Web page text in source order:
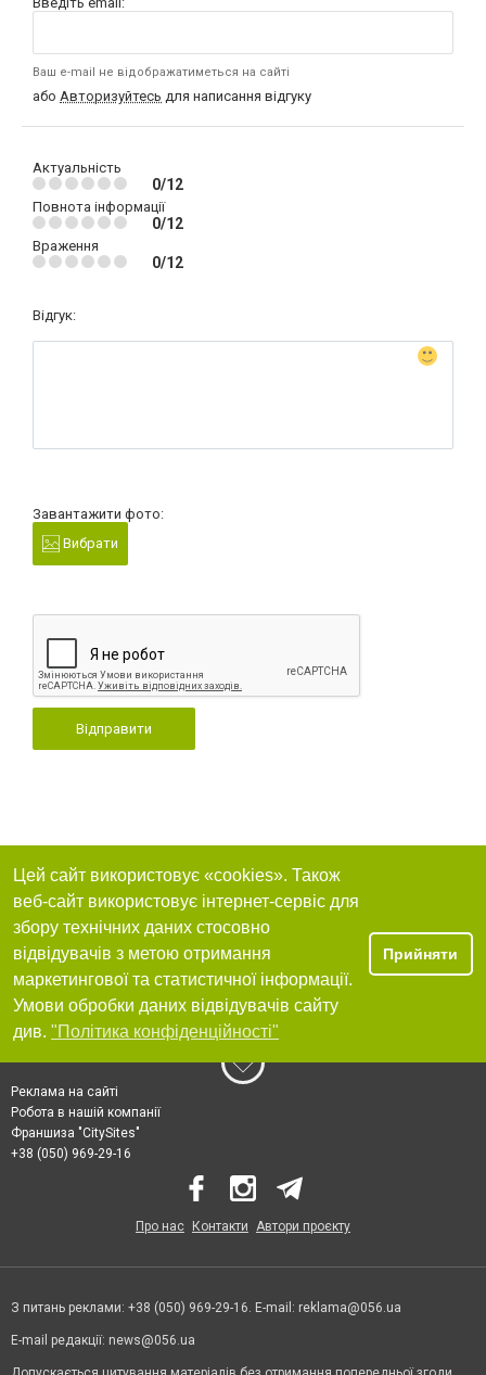
Ваш e-mail не відображатиметься на сайті
або Авторизуйтесь для написання відгуку
Актуальність
0/12
Повнота інформації
0/12
Враження
0/12
Відгук:
Завантажити фото:
Вибрати
Відправити
Цей сайт використовує «cookies». Також
веб-сайт використовує інтернет-сервіс для
збору технічних даних стосовно
відвідувачів з метою отримання
маркетингової та статистичної інформації.
Умови обробки даних відвідувачів сайту
див. "Політика конфіденційності"
Прийняти
Реклама на сайті
Робота в нашій компанії
Франшиза "CitySites"
+38 (050) 969-29-16
Про нас Контакти Автори проєкту
З питань реклами: +38 (050) 969-29-16. E-mail: reklama@056.ua
E-mail редакції: news@056.ua